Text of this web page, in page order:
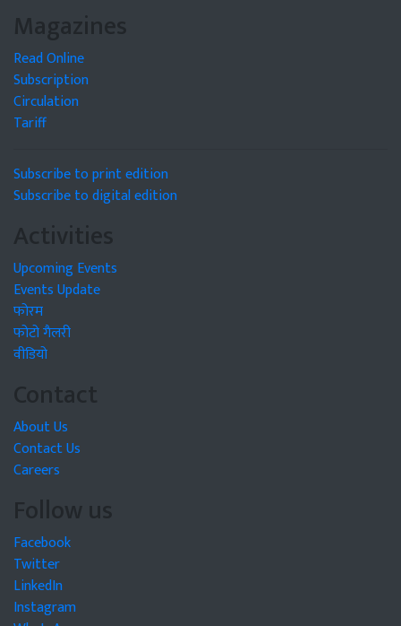
Magazines
Read Online
Subscription
Circulation
Tariff
Subscribe to print edition
Subscribe to digital edition
Activities
Upcoming Events
Events Update
फोरम
फोटो गैलरी
वीडियो
Contact
About Us
Contact Us
Careers
Follow us
Facebook
Twitter
LinkedIn
Instagram